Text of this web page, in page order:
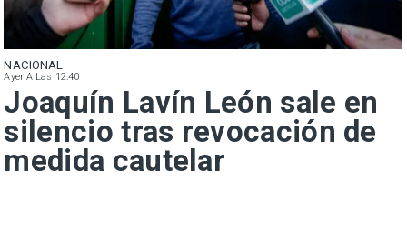
NACIONAL
Ayer A Las 12:40
Joaquín Lavín León sale en
silencio tras revocación de
medida cautelar